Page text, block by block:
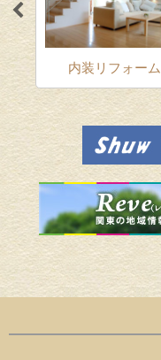
内装リフォーム